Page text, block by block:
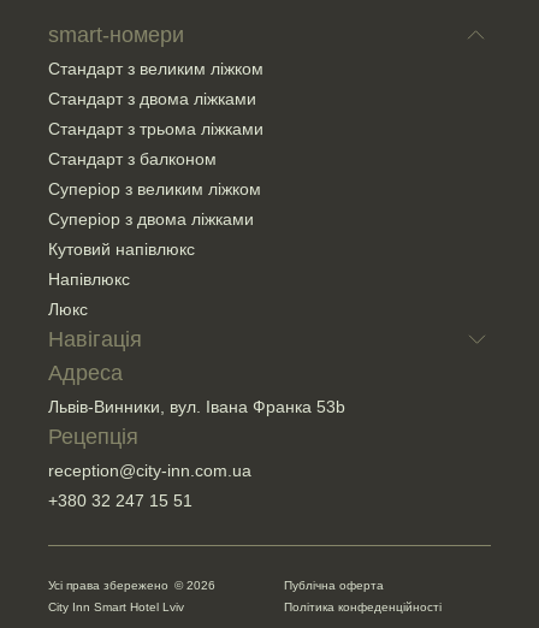
smart-номери
Стандарт з великим ліжком
Стандарт з двома ліжками
Стандарт з трьома ліжками
Стандарт з балконом
Суперіор з великим ліжком
Суперіор з двома ліжками
Кутовий напівлюкс
Напівлюкс
Люкс
Навігація
Про готель
Lobby bar
Conference
Додаткові послуги
Group request
Адреса
Львів-Винники, вул. Івана Франка 53b
Рецепція
reception@city-inn.com.ua
+380 32 247 15 51
Усі права збережено © 2026
City Inn Smart Hotel Lviv
Публічна оферта
Політика конфеденційності